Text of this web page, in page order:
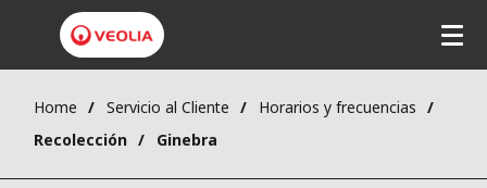
Home Servicio al Cliente
Horarios y frecuencias
Recolección
Ginebra